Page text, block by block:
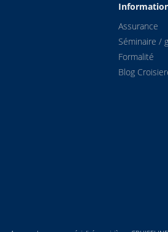
Assurance
Séminaire /
Formalité
Blog